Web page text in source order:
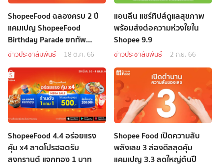
ShopeeFood ฉลองครบ 2 ปี
แคมเปญ ShopeeFood
Birthday Parade ยกทัพ
แบรนด์ดัง โปรปังทั้งเดือน
ข่าวประชาสัมพันธ์ 18 ต.ค. 66
แอนลีน แชร์ทิปส์ดูแลสุขภาพ
พร้อมส่งต่อความห่วงใยใน
Shopee 9.9
ข่าวประชาสัมพันธ์ 2 ก.ย. 66
ShopeeFood 4.4 อร่อยแรง
คุ้ม x4 สาดโปรฮอตรับ
สงกรานต์ แจกทอง 1 บาท
Shopee Food เปิดความลับ
พลังเลข 3 ส่องดีลสุดคุ้ม
แคมเปญ 3.3 ลดใหญ่ต้นปี